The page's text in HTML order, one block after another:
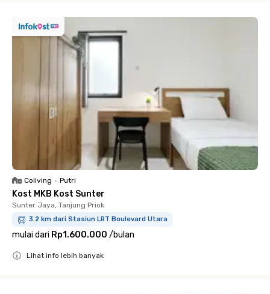
Coliving • Putri
Kost MKB Kost Sunter
Sunter Jaya, Tanjung Priok
3.2 km dari Stasiun LRT Boulevard Utara
mulai dari Rp1.600.000 /bulan
Lihat info lebih banyak